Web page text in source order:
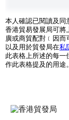
本人確認已閱讀及同
香港貿易發展局可將
廣或商貿配對﹝因而
以及用於貿發局在私
此表格上所述的每一
作此表格提及的用途。